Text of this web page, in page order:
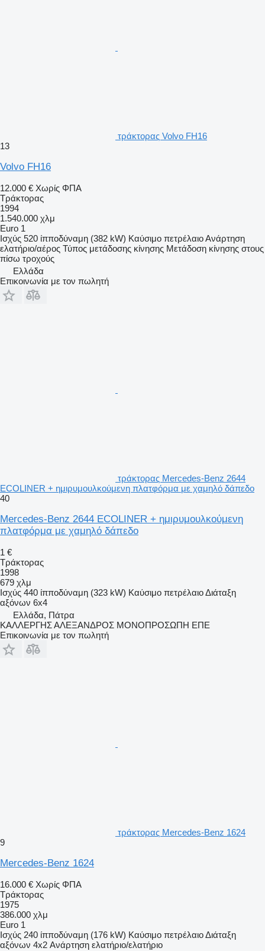
τράκτορας Volvo FH16
13
Volvo FH16
12.000 € Χωρίς ΦΠΑ
Τράκτορας
1994
1.540.000 χλμ
Euro 1
Ισχύς 520 ίπποδύναμη (382 kW) Καύσιμο πετρέλαιοΑνάρτηση
ελατήριο/αέρος Τύπος μετάδοσης κίνησης Μετάδοση κίνησης στους
πίσω τροχούς
Ελλάδα
Επικοινωνία με τον πωλητή
τράκτορας Mercedes-Benz 2644
ECOLINER + ημιρυμουλκούμενη πλατφόρμα με χαμηλό δάπεδο
40
Mercedes-Benz 2644 ECOLINER + ημιρυμουλκούμενη
πλατφόρμα με χαμηλό δάπεδο
1 €
Τράκτορας
1998
679 χλμ
Ισχύς 440 ίπποδύναμη (323 kW) Καύσιμο πετρέλαιοΔιάταξη
αξόνων 6x4
Ελλάδα, Πάτρα
ΚΑΛΛΕΡΓΗΣ ΑΛΕΞΑΝΔΡΟΣ ΜΟΝΟΠΡΟΣΩΠΗ ΕΠΕ
Επικοινωνία με τον πωλητή
τράκτορας Mercedes-Benz 1624
9
Mercedes-Benz 1624
16.000 € Χωρίς ΦΠΑ
Τράκτορας
1975
386.000 χλμ
Euro 1
Ισχύς 240 ίπποδύναμη (176 kW) Καύσιμο πετρέλαιοΔιάταξη
αξόνων 4x2 Ανάρτηση ελατήριο/ελατήριο